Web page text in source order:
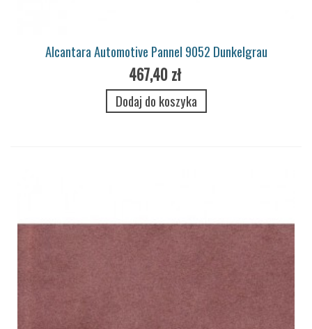
Alcantara Automotive Pannel 9052 Dunkelgrau
467,40 zł
Dodaj do koszyka